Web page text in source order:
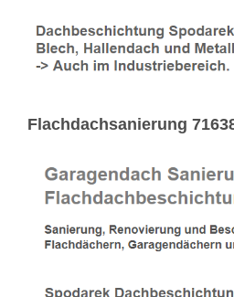
Flachdachsanierung